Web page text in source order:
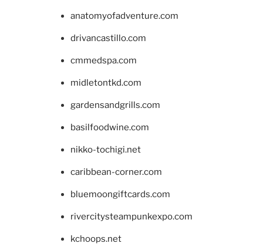
anatomyofadventure.com
drivancastillo.com
cmmedspa.com
midletontkd.com
gardensandgrills.com
basilfoodwine.com
nikko-tochigi.net
caribbean-corner.com
bluemoongiftcards.com
rivercitysteampunkexpo.com
kchoops.net